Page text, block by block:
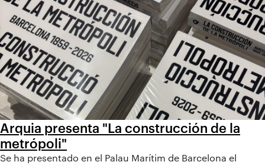
Arquia presenta "La construcción de la
metrópoli"
Se ha presentado en el Palau Marítim de Barcelona el